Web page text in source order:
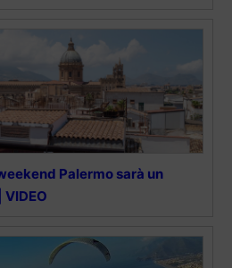
Palermo sarà un